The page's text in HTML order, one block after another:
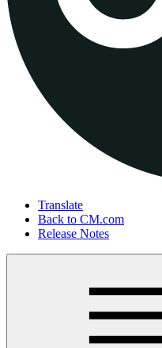
Translate
Back to CM.com
Release Notes